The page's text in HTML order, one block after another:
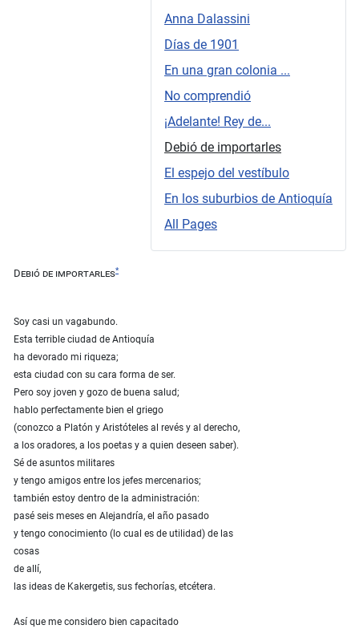
Anna Dalassini
Días de 1901
En una gran colonia ...
No comprendió
¡Adelante! Rey de...
Debió de importarles
El espejo del vestíbulo
En los suburbios de Antioquía
All Pages
Debió de importarles*
Soy casi un vagabundo.
Esta terrible ciudad de Antioquía
ha devorado mi riqueza;
esta ciudad con su cara forma de ser.
Pero soy joven y gozo de buena salud;
hablo perfectamente bien el griego
(conozco a Platón y Aristóteles al revés y al derecho,
a los oradores, a los poetas y a quien deseen saber).
Sé de asuntos militares
y tengo amigos entre los jefes mercenarios;
también estoy dentro de la administración:
pasé seis meses en Alejandría, el año pasado
y tengo conocimiento (lo cual es de utilidad) de las
cosas
de allí,
las ideas de Kakergetis, sus fechorías, etcétera.
Así que me considero bien capacitado